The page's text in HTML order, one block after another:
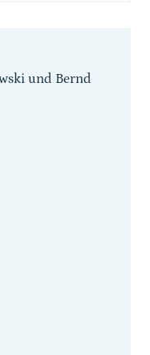
und Bernd